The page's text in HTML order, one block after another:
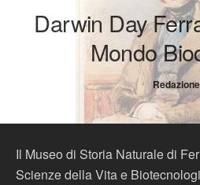
Darwin Day
Mondo
Redazione
Il Museo di Storia Naturale di
Scienze della Vita e